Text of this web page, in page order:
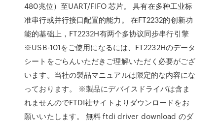
480兆位）至UART/FIFO 芯片。 具有在多种工业标
准串行或并行接口配置的能力。 在FT2232的创新功
能的基础上，FT2232H有两个多协议同步串行引擎
※USB-101をご使用になるには、FT2232Hのデータ
シートをごらんいただきご理解いただく必要がござ
います。当社の製品マニュアルは限定的な内容にな
っております。 ※製品にデバイスドライバは含ま
れませんのでFTDI社サイトよりダウンロードをお
願いいたします。 無料 ftdi driver download のダ